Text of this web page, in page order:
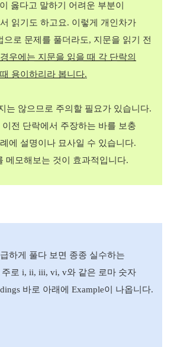
옳다고 말하기 어려운 부분이
읽기도 하고요. 이렇게 개인차가
로 문제를 풀더라도, 지문을 읽기 전
우에는 지문을 읽을 때 각 단락의
용이하리라 봅니다.
는 않으므로 주의할 필요가 있습니다.
이전 단락에서 주장하는 바를 보충
에 설명이나 묘사일 수 있습니다.
메모해보는 것이 효과적입니다.
하게 풀다 보면 종종 실수하는
주로 i, ii, iii, vi, v와 같은 로마 숫자
바로 아래에 Example이 나옵니다.